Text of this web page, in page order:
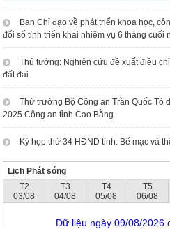
Ban Chỉ đạo về phát triển khoa học,
đổi số tỉnh triển khai nhiệm vụ 6 tháng cuối
Thủ tướng: Nghiên cứu đề xuất điều
đất đai
Thứ trưởng Bộ Công an Trần Quốc Tỏ
2025 Công an tỉnh Cao Bằng
Kỳ họp thứ 34 HĐND tỉnh: Bế mạc và
Lịch Phát sóng
T2
03/08
T3
04/08
T4
05/08
T5
06/08
Dữ liệu ngày 09/08/2026